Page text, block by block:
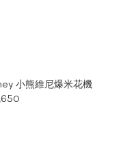
小熊維尼爆米花機